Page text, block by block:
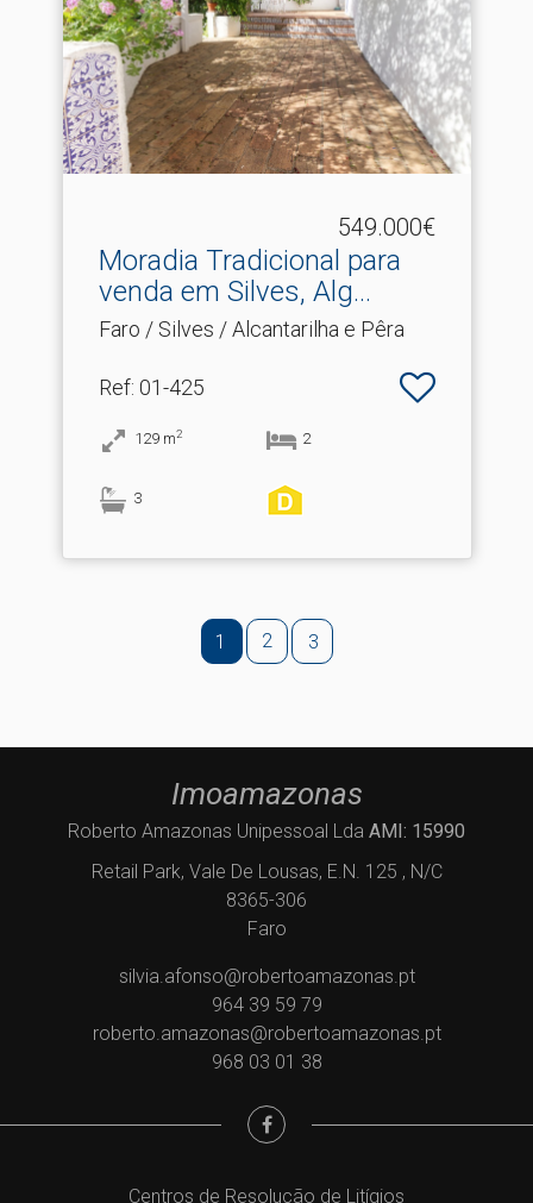
549.000€
Moradia Tradicional para
venda em Silves, Alg.​..
Faro / Silves / Alcantarilha e Pêra
Ref: 01-425
129 m2 2
3
1 2 3
Imoamazonas
Roberto Amazonas Unipessoal Lda AMI: 15990
Retail Park, Vale De Lousas, E.N. 125 , N/C
8365-306
Faro
silvia.afonso@robertoamazonas.pt
964 39 59 79
roberto.amazonas@robertoamazonas.pt
968 03 01 38
Centros de Resolução de Litígios